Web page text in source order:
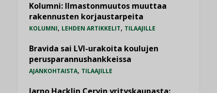
Kolumni: Ilmastonmuutos muuttaa
rakennusten korjaustarpeita
KOLUMNI, LEHDEN ARTIKKELIT, TILAAJILLE
Bravida sai LVI-urakoita koulujen
perusparannushankkeissa
AJANKOHTAISTA, TILAAJILLE